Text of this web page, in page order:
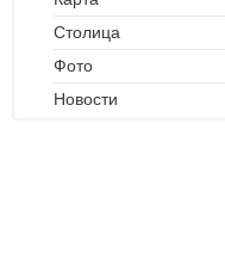
Столица
Фото
Новости